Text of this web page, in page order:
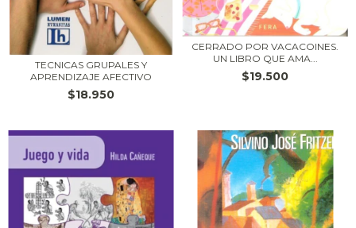
TECNICAS GRUPALES Y
APRENDIZAJE AFECTIVO
$18.950
CERRADO POR VACACOINES.
UN LIBRO QUE AMA...
$19.500